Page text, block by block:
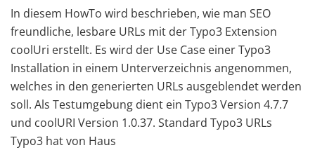
In diesem HowTo wird beschrieben, wie man SEO
freundliche, lesbare URLs mit der Typo3 Extension
coolUri erstellt. Es wird der Use Case einer Typo3
Installation in einem Unterverzeichnis angenommen,
welches in den generierten URLs ausgeblendet werden
soll. Als Testumgebung dient ein Typo3 Version 4.7.7
und coolURI Version 1.0.37. Standard Typo3 URLs
Typo3 hat von Haus